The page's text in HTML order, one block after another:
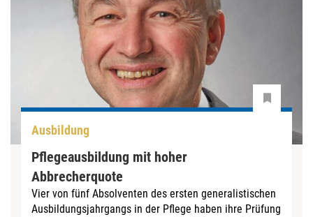
Ausbildung
Pflegeausbildung mit hoher
Abbrecherquote
Vier von fünf Absolventen des ersten generalistischen
Ausbildungsjahrgangs in der Pflege haben ihre Prüfung